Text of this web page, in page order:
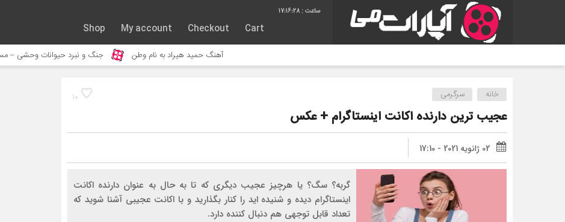
17:16:29
Cart
Checkout
My account
Shop
آهنگ حمید هیراد به نام وطن جنگ و نبرد حیوانات وحشی – مستند حیات وحش
10 خانه سرگرمی
عجیب ترین دارنده اکانت اینستاگرام + عکس
02 ژانویه 2021 - 17:10
گربه؟ سگ؟ یا هرچیز عجیب دیگری که تا به حال به عنوان دارنده اکانت
اینستاگرام دیده و شنیده اید را کنار بگذارید و با اکانت عجیبی آشنا شوید که
تعداد قابل توجهی هم دنبال کننده دارد.